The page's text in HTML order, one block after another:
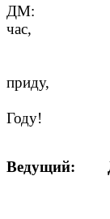
ДМ: Вот
час,
Нам
Через
приду,
Снова
Году!
До
Ведущий: До